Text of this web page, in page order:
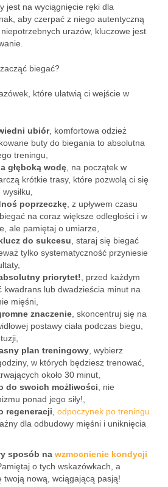
jest na wyciągnięcie ręki dla
aby czerpać z niego autentyczną
urazów, kluczowe jest
biegać?
które ułatwią ci wejście w
ubiór, komfortowa odzież
buty do biegania to absolutna
treningu,
głęboką wodę , na początek w
krótkie trasy, które pozwolą ci się
poprzeczkę , z upływem czasu
na coraz większe odległości i w
ale pamiętaj o umiarze,
do sukcesu , staraj się biegać
tylko systematyczność przyniesie
priorytet! , przed każdym
kwadrans lub dwadzieścia minut na
mięśni,
znaczenie , skoncentruj się na
postawy ciała podczas biegu,
plan treningowy , wybierz
w których będziesz trenować,
około 30 minut,
do swoich możliwości , nie
ponad jego siły!,
regeneracji odpoczynek po treningu
dla odbudowy mięśni i uniknięcia
sposób na wzmocnienie kondycji
o tych wskazówkach, a
twoją nową, wciągającą pasją!